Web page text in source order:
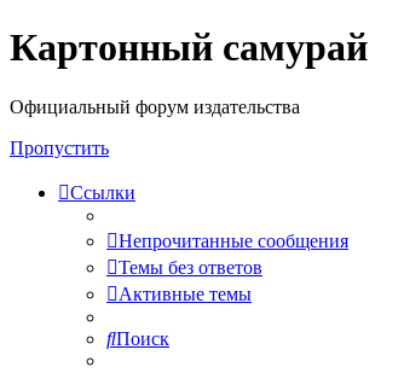
Регистрация
Картонный самурай
Официальный форум издательства
Пропустить
Ссылки
Непрочитанные сообщения
Темы без ответов
Активные темы
Поиск